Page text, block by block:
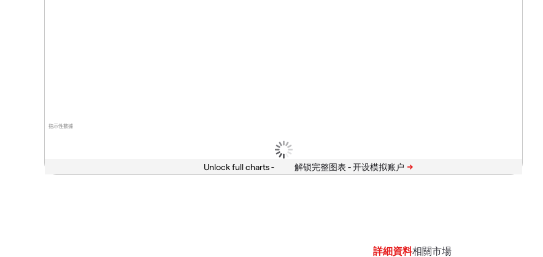
指示性數據
Unlock full charts -
詳細資料相關市場